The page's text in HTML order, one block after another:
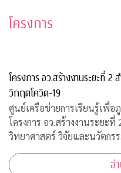
โครงการ
โครงการ อว.สร้างงานระยะที่
วิกฤตโควิด-19
ศูนย์เครือข่ายการเรียนรู้เพื่
โครงการ อว.สร้างงานระยะ
วิทยาศาสตร์ วิจัยและนวัตกร
ระทบจากสถานการณ์วิกฤตโ
จำนวน 200 อัตรา
อ่